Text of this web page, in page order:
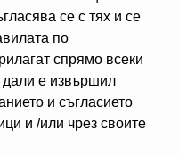
се с тях и се
по
спрямо всеки
е извършил
и съгласието
и /или чрез своите